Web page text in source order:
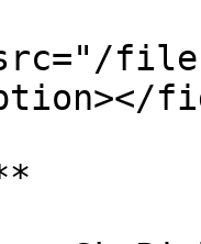
files/